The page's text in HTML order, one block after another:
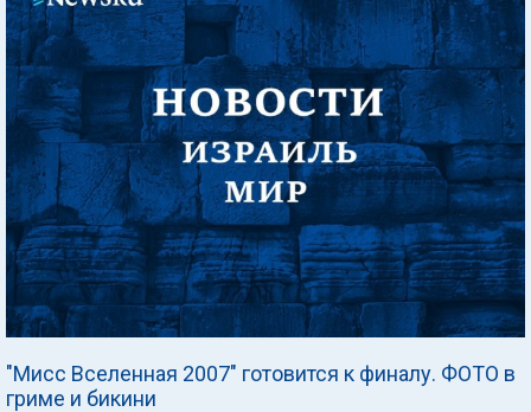
"Мисс Вселенная 2007" готовится к финалу. ФОТО в
гриме и бикини